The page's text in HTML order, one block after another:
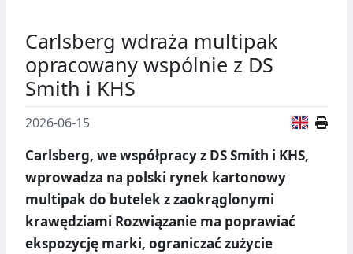
Carlsberg wdraża multipak
opracowany wspólnie z DS
Smith i KHS
2026-06-15
Carlsberg, we współpracy z DS Smith i KHS,
wprowadza na polski rynek kartonowy
multipak do butelek z zaokrąglonymi
krawędziami Rozwiązanie ma poprawiać
ekspozycję marki, ograniczać zużycie